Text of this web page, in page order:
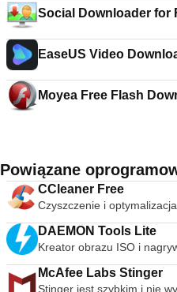
Social Downloader for
EaseUS Video
Moyea Free Flash
Powiązane
CCleaner Free
Czyszczenie i
DAEMON Tools Lite
Kreator obrazu ISO i
McAfee Labs Stinger
Stinger jest szybkim i nie